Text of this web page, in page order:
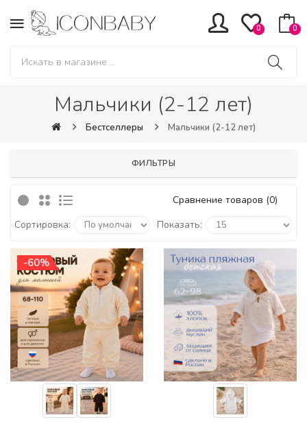
0 0
Мальчики (2-12 лет)
Бестселлеры Мальчики (2-12 лет)
ФИЛЬТРЫ
Сравнение товаров (0)
Сортировка:
Показать:
-60%